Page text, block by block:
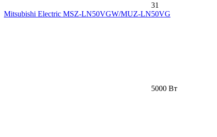
31
Mitsubishi Electric MSZ-LN50VGW/MUZ-LN50VG
5000 Вт